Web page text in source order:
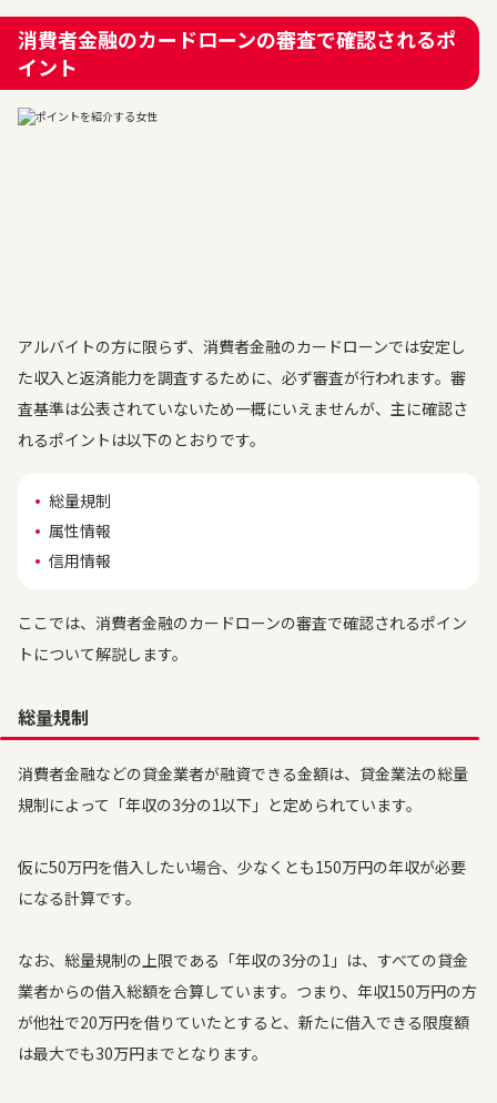
消費者金融のカードローンの審査で確認されるポ
イント
アルバイトの方に限らず、消費者金融のカードローンでは安定し
た収入と返済能力を調査するために、必ず審査が行われます。審
査基準は公表されていないため一概にいえませんが、主に確認さ
れるポイントは以下のとおりです。
総量規制
属性情報
信用情報
ここでは、消費者金融のカードローンの審査で確認されるポイン
トについて解説します。
総量規制
消費者金融などの貸金業者が融資できる金額は、貸金業法の総量
規制によって「年収の3分の1以下」と定められています。
仮に50万円を借入したい場合、少なくとも150万円の年収が必要
になる計算です。
なお、総量規制の上限である「年収の3分の1」は、すべての貸金
業者からの借入総額を合算しています。つまり、年収150万円の方
が他社で20万円を借りていたとすると、新たに借入できる限度額
は最大でも30万円までとなります。